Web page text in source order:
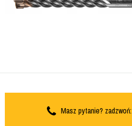
Masz pytanie? zadzwoń: